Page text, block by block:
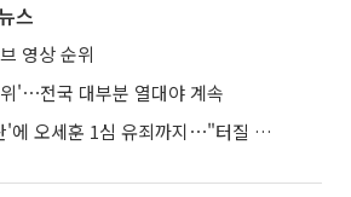
스
영상 순위
'⋯전국 대부분 열대야 계속
국민의힘 '멱살 논란'에 오세훈 1심 유죄까지⋯"터질 게 터졌다"